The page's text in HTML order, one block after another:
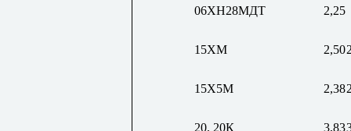
06ХН28МДТ
2,25
15ХМ 2,50
15Х5М 2,38
20, 20К 3,83